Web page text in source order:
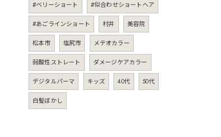
#ベリーショート #似合わせショートヘア
#あごラインショート 村井 美容院
松本市 塩尻市 メテオカラー
弱酸性ストレート ダメージケアカラー
デジタルパーマ キッズ 40代 50代
白髪ぼかし